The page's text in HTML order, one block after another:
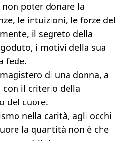
poter donare la
le intuizioni, le forze del
il segreto della
i motivi della sua
fede.
di una donna, a
il criterio della
del cuore.
nella carità, agli occhi
la quantità non è che